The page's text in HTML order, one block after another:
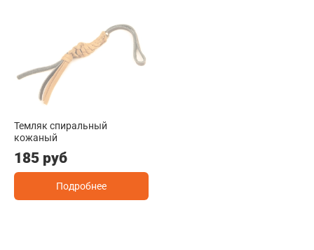
Темляк спиральный
кожаный
185 руб
Подробнее